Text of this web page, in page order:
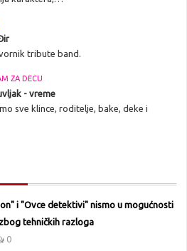
tribute band.
ZA DECU
- vreme
sve klince, roditelje, bake, deke i
i "Ovce detektivi" nismo u mogućnosti
tehničkih razloga
0